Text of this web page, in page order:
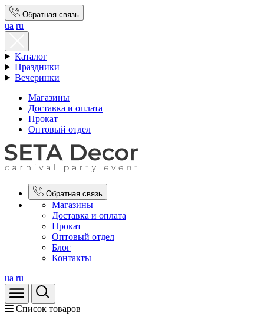
Обратная связь
ua ru
Каталог
Праздники
Вечеринки
Магазины
Доставка и оплата
Прокат
Оптовый отдел
Обратная связь
Магазины
Доставка и оплата
Прокат
Оптовый отдел
Блог
Контакты
ua ru
Список товаров